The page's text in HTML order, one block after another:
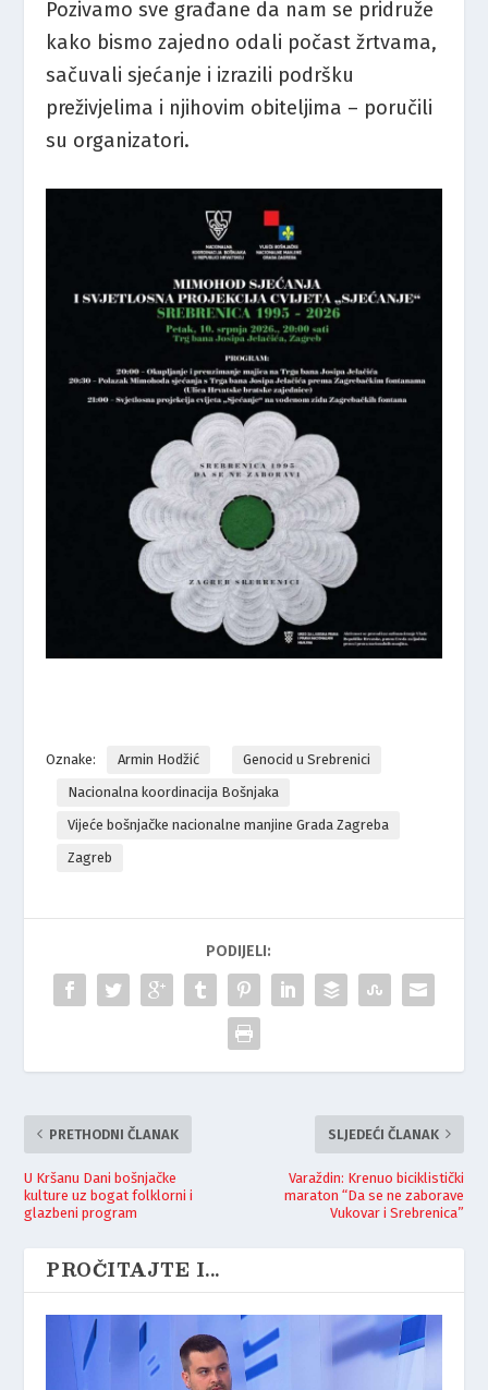
Pozivamo sve građane da nam se pridruže
kako bismo zajedno odali počast žrtvama,
sačuvali sjećanje i izrazili podršku
preživjelima i njihovim obiteljima – poručili
su organizatori.
Oznake: Armin Hodžić
Genocid u Srebrenici
Nacionalna koordinacija Bošnjaka
Vijeće bošnjačke nacionalne manjine Grada Zagreba
Zagreb
PODIJELI:
PRETHODNI ČLANAK
U Kršanu Dani bošnjačke
kulture uz bogat folklorni i
glazbeni program
SLJEDEĆI ČLANAK
Varaždin: Krenuo biciklistički
maraton “Da se ne zaborave
Vukovar i Srebrenica”
PROČITAJTE I...